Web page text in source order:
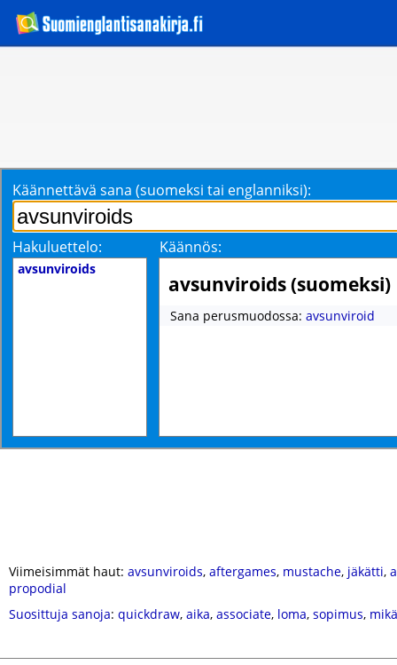
Käännettävä sana (suomeksi tai englanniksi):
Hakuluettelo: Käännös:
avsunviroids
avsunviroids (suomeksi)
Sana perusmuodossa: avsunviroid
Viimeisimmät haut: avsunviroids, aftergames, mustache, jäkätti,
propodial
Suosittuja sanoja: quickdraw, aika, associate, loma, sopimus, mikä